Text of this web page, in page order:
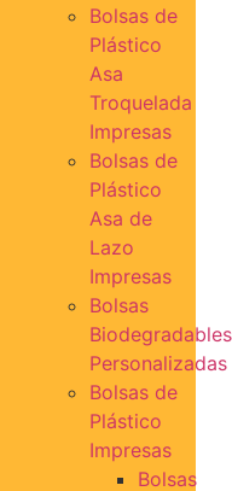
Bolsas de
Plástico
Asa
Troquelada
Impresas
Bolsas de
Plástico
Asa de
Lazo
Impresas
Bolsas
Biodegradables
Personalizadas
Bolsas de
Plástico
Impresas
Bolsas